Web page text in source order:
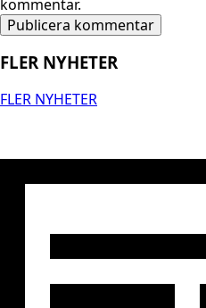
kommentar.
FLER NYHETER
FLER NYHETER